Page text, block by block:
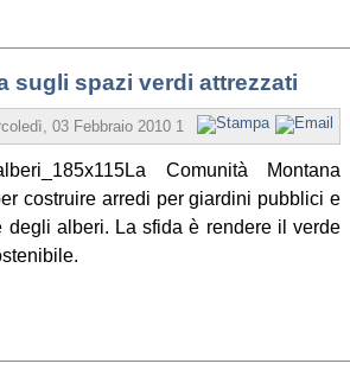
sugli spazi verdi attrezzati
03 Febbraio 2010 17:33 Scritto da Angelo
La Comunità Montana
costruire arredi per giardini pubblici e
degli alberi. La sfida è rendere il verde